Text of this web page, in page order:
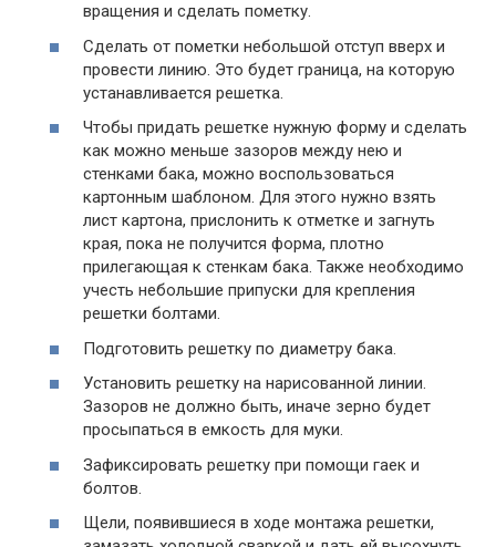
вращения и сделать пометку.
Сделать от пометки небольшой отступ вверх и
провести линию. Это будет граница, на которую
устанавливается решетка.
Чтобы придать решетке нужную форму и сделать
как можно меньше зазоров между нею и
стенками бака, можно воспользоваться
картонным шаблоном. Для этого нужно взять
лист картона, прислонить к отметке и загнуть
края, пока не получится форма, плотно
прилегающая к стенкам бака. Также необходимо
учесть небольшие припуски для крепления
решетки болтами.
Подготовить решетку по диаметру бака.
Установить решетку на нарисованной линии.
Зазоров не должно быть, иначе зерно будет
просыпаться в емкость для муки.
Зафиксировать решетку при помощи гаек и
болтов.
Щели, появившиеся в ходе монтажа решетки,